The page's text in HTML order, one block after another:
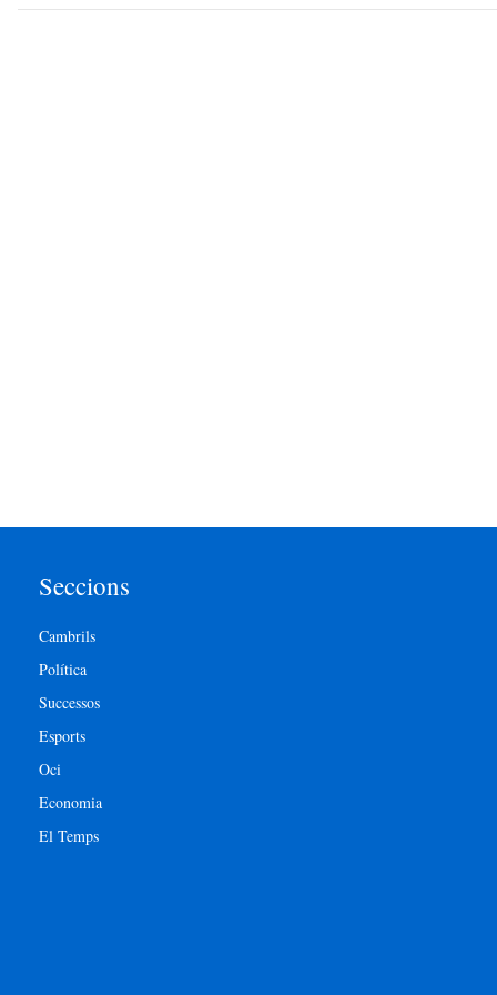
Seccions
Cambrils
Política
Successos
Esports
Oci
Economia
El Temps